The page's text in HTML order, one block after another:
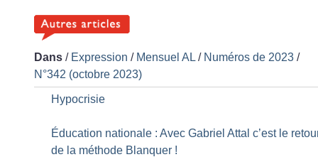
Dans / Expression / Mensuel AL / Numéros de 2023 /
N°342 (octobre 2023)
Hypocrisie
Éducation nationale : Avec Gabriel Attal c’est le
de la méthode Blanquer !